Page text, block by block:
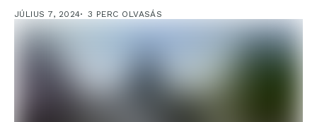
JÚLIUS 7, 2024 3 PERC OLVASÁS